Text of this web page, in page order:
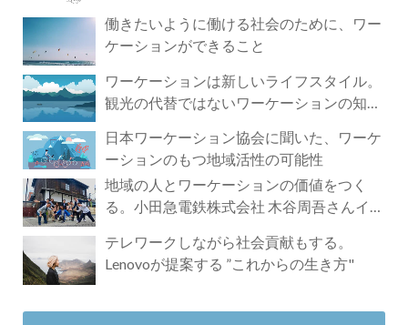
働きたいように働ける社会のために、ワー
ケーションができること
ワーケーションは新しいライフスタイル。
観光の代替ではないワーケーションの知ら
日本ワーケーション協会に聞いた、ワーケ
ーションのもつ地域活性の可能性
地域の人とワーケーションの価値をつく
る。小田急電鉄株式会社 木谷周吾さんイン
テレワークしながら社会貢献もする。
Lenovoが提案する ”これからの生き方"